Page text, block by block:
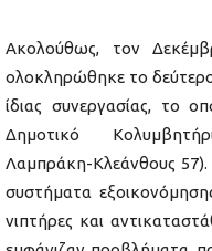
Ακολούθως, τον
ολοκληρώθηκε το
ίδιας συνεργασίας, το
Δημοτικό
Λαμπράκη-Κλεάνθους
συστήματα
νιπτήρες και